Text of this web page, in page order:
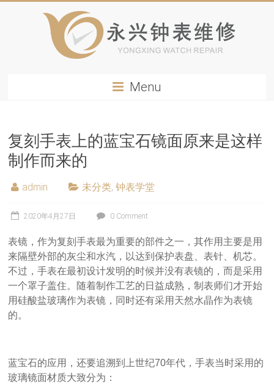
Menu
复刻手表上的蓝宝石镜面原来是这样
制作而来的
admin 未分类,钟表学堂
2020年4月27日 0 Comment
表镜，作为复刻手表最为重要的部件之一，其作用主要是用
来隔壁外部的灰尘和水汽，以达到保护表盘、表针、机芯。
不过，手表在最初设计发明的时候并没有表镜的，而是采用
一个罩子盖住。随着制作工艺的日益成熟，制表师们才开始
用硅酸盐玻璃作为表镜，同时还有采用天然水晶作为表镜
的。
蓝宝石的应用，还要追溯到上世纪70年代，手表当时采用的
玻璃镜面材质大致分为：